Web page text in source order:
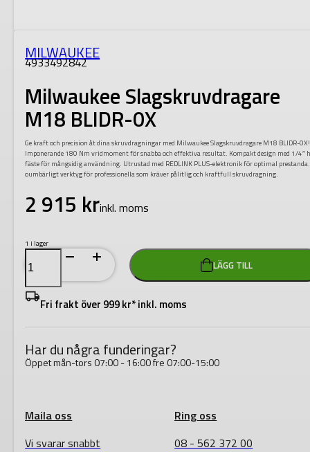
MILWAUKEE
4933492842
Milwaukee Slagskruvdragare
M18 BLIDR-0X
Ge kraft och precision åt dina skruvdragningar med Milwaukee Slagskruvdragare M18 BLIDR-0X!
Imponerande 180 Nm vridmoment för snabba och effektiva resultat. Kompakt design med 1/4″
fäste för mångsidig användning. Utrustad med REDLINK PLUS-elektronik för optimal
oumbärligt verktyg för professionella som kräver pålitlig och kraftfull skruvdragning.
2 915 krinkl. moms
1 i lager
Milwaukee
Slagskruvdragare
M18
BLIDR-
0X
mängd
LÄGG TILL
Fri frakt över 999 kr* inkl. moms
Har du några funderingar?
Öppet mån-tors 07:00 - 16:00 fre 07:00-15:00
Maila oss
Vi svarar snabbt
Ring oss
08 - 562 372 00